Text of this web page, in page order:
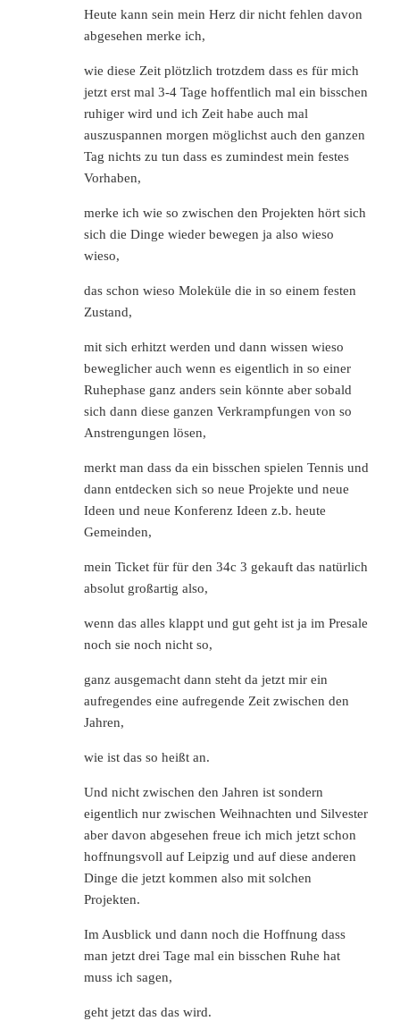
Heute kann sein mein Herz dir nicht fehlen davon
abgesehen merke ich,
wie diese Zeit plötzlich trotzdem dass es für mich
jetzt erst mal 3-4 Tage hoffentlich mal ein bisschen
ruhiger wird und ich Zeit habe auch mal
auszuspannen morgen möglichst auch den ganzen
Tag nichts zu tun dass es zumindest mein festes
Vorhaben,
merke ich wie so zwischen den Projekten hört sich
sich die Dinge wieder bewegen ja also wieso
wieso,
das schon wieso Moleküle die in so einem festen
Zustand,
mit sich erhitzt werden und dann wissen wieso
beweglicher auch wenn es eigentlich in so einer
Ruhephase ganz anders sein könnte aber sobald
sich dann diese ganzen Verkrampfungen von so
Anstrengungen lösen,
merkt man dass da ein bisschen spielen Tennis und
dann entdecken sich so neue Projekte und neue
Ideen und neue Konferenz Ideen z.b. heute
Gemeinden,
mein Ticket für für den 34c 3 gekauft das natürlich
absolut großartig also,
wenn das alles klappt und gut geht ist ja im Presale
noch sie noch nicht so,
ganz ausgemacht dann steht da jetzt mir ein
aufregendes eine aufregende Zeit zwischen den
Jahren,
wie ist das so heißt an.
Und nicht zwischen den Jahren ist sondern
eigentlich nur zwischen Weihnachten und Silvester
aber davon abgesehen freue ich mich jetzt schon
hoffnungsvoll auf Leipzig und auf diese anderen
Dinge die jetzt kommen also mit solchen
Projekten.
Im Ausblick und dann noch die Hoffnung dass
man jetzt drei Tage mal ein bisschen Ruhe hat
muss ich sagen,
geht jetzt das das wird.